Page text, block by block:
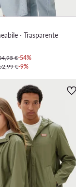
· Trasparente
€-54%
€-9%